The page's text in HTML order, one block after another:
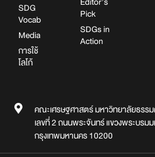
SDG
Vocab
Media
การใช้
โลโก้
Pick
SDGs in
Action
คณะเศรษฐศาสตร์ มหาวิทยาลัยธรร
เลขที่ 2 ถนนพระจันทร์ แขวงพระบรม
กรุงเทพมหานคร 10200